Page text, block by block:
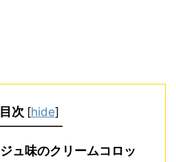
目次 [hide]
ュ味のクリームコロッ